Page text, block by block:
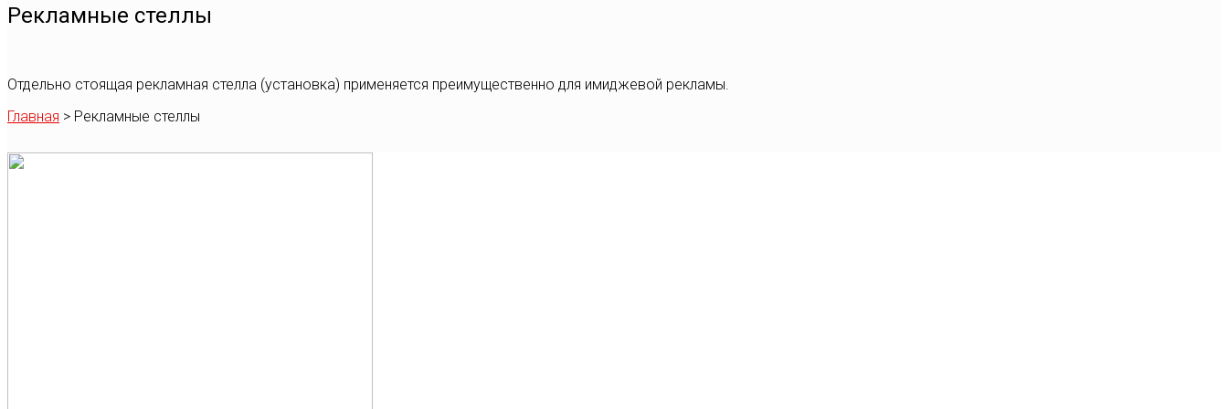
Рекламные стеллы
Отдельно стоящая рекламная стелла (установка) применяется преимущественно для имиджевой рекламы.
Главная > Рекламные стеллы